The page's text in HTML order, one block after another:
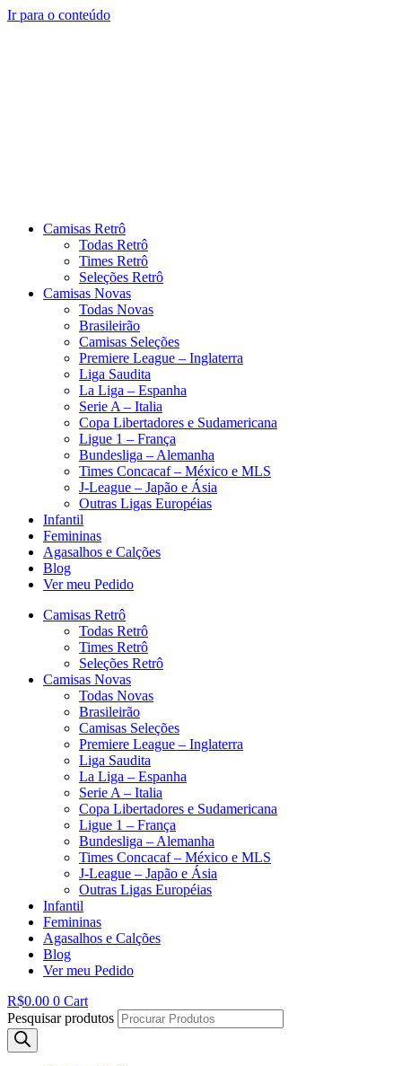
Ir para o conteúdo
Camisas Retrô
Todas Retrô
Times Retrô
Seleções Retrô
Camisas Novas
Todas Novas
Brasileirão
Camisas Seleções
Premiere League – Inglaterra
Liga Saudita
La Liga – Espanha
Serie A – Italia
Copa Libertadores e Sudamericana
Ligue 1 – França
Bundesliga – Alemanha
Times Concacaf – México e MLS
J-League – Japão e Ásia
Outras Ligas Européias
Infantil
Femininas
Agasalhos e Calções
Blog
Ver meu Pedido
Camisas Retrô
Todas Retrô
Times Retrô
Seleções Retrô
Camisas Novas
Todas Novas
Brasileirão
Camisas Seleções
Premiere League – Inglaterra
Liga Saudita
La Liga – Espanha
Serie A – Italia
Copa Libertadores e Sudamericana
Ligue 1 – França
Bundesliga – Alemanha
Times Concacaf – México e MLS
J-League – Japão e Ásia
Outras Ligas Européias
Infantil
Femininas
Agasalhos e Calções
Blog
Ver meu Pedido
R$0.00 0 Cart
Pesquisar produtos